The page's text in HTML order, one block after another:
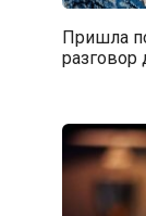
Пришла
разговор